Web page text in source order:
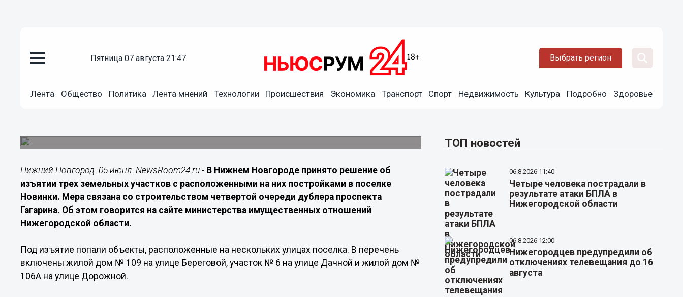
пятница 07 августа 21:47 Выбрать регион
Лента Общество Политика Лента мнений Технологии Происшествия Экономика Транспорт Спорт Недвижимость Культура Подробно Здоровье
Недвижимость
В Нижнем Новгороде началось изъятие земли для дублера
Нижний Новгород. 05 июня. NewsRoom24.ru - В Нижнем Новгороде принято решение об
изъятии трех земельных участков с расположенными на них постройками в поселке
Новинки. Мера связана со строительством четвертой очереди дублера проспекта
Гагарина. Об этом говорится на сайте министерства имущественных отношений
Нижегородской области.
Под изъятие попали объекты, расположенные на нескольких улицах поселка. В перечень
включены жилой дом № 109 на улице Береговой, участок № 6 на улице Дачной и жилой дом №
106А на улице Дорожной.
ТОП новостей
06.8.2026 11:40
Четыре человека пострадали в
результате атаки БПЛА в
Нижегородской области
06.8.2026 12:00
Нижегородцев предупредили об
отключениях телевещания до 16
августа